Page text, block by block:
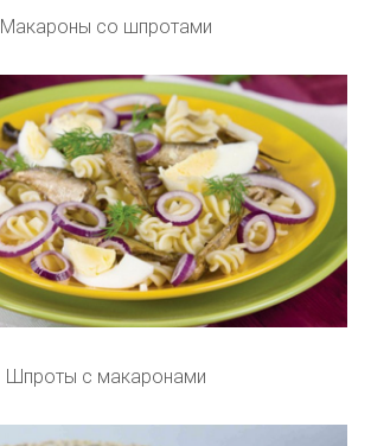
Макароны со шпротами
Шпроты с макаронами